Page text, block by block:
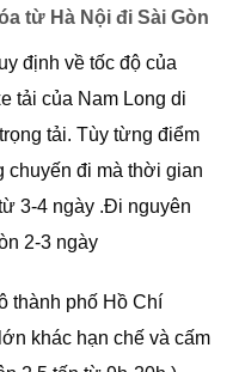
từ Hà Nội đi Sài Gòn
định về tốc độ của
tải của Nam Long di
tải. Tùy từng điểm
chuyến đi mà thời gian
3-4 ngày .Đi nguyên
2-3 ngày
thành phố Hồ Chí
khác hạn chế và cấm